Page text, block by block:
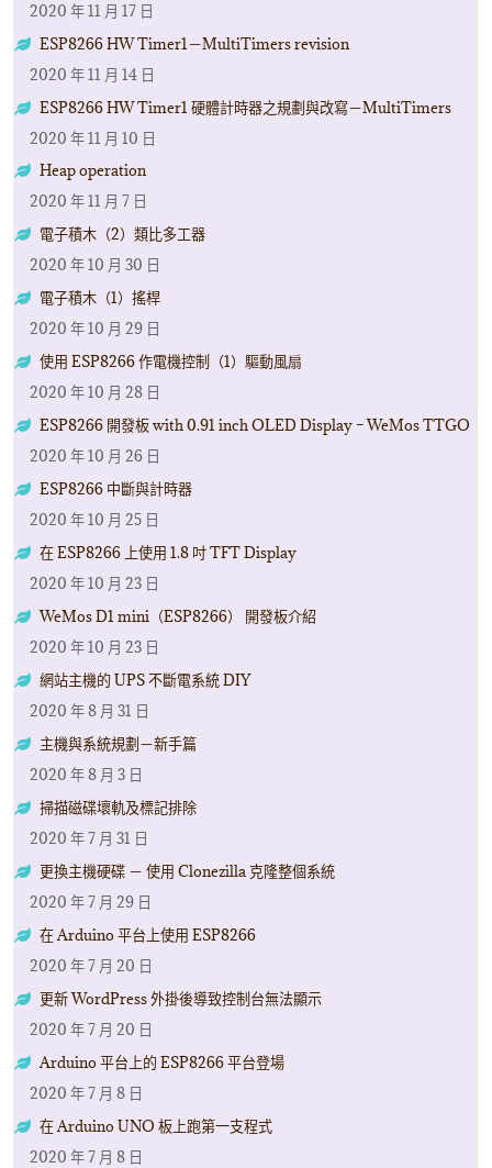
2020 年 11 月 17 日
ESP8266 HW Timer1－MultiTimers revision
2020 年 11 月 14 日
ESP8266 HW Timer1 硬體計時器之規劃與改寫－MultiTimers
2020 年 11 月 10 日
Heap operation
2020 年 11 月 7 日
電子積木（2）類比多工器
2020 年 10 月 30 日
電子積木（1）搖桿
2020 年 10 月 29 日
使用 ESP8266 作電機控制（1）驅動風扇
2020 年 10 月 28 日
ESP8266 開發板 with 0.91 inch OLED Display – WeMos TTGO
2020 年 10 月 26 日
ESP8266 中斷與計時器
2020 年 10 月 25 日
在 ESP8266 上使用 1.8 吋 TFT Display
2020 年 10 月 23 日
WeMos D1 mini（ESP8266） 開發板介紹
2020 年 10 月 23 日
網站主機的 UPS 不斷電系統 DIY
2020 年 8 月 31 日
主機與系統規劃－新手篇
2020 年 8 月 3 日
掃描磁碟壞軌及標記排除
2020 年 7 月 31 日
更換主機硬碟 － 使用 Clonezilla 克隆整個系統
2020 年 7 月 29 日
在 Arduino 平台上使用 ESP8266
2020 年 7 月 20 日
更新 WordPress 外掛後導致控制台無法顯示
2020 年 7 月 20 日
Arduino 平台上的 ESP8266 平台登場
2020 年 7 月 8 日
在 Arduino UNO 板上跑第一支程式
2020 年 7 月 8 日